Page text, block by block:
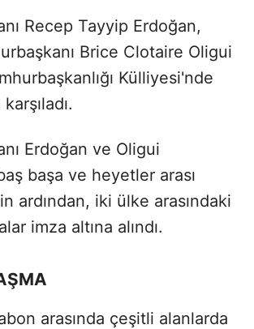
Recep Tayyip Erdoğan,
Brice Clotaire Oligui
Külliyesi'nde
Erdoğan ve Oligui
başa ve heyetler arası
ardından, iki ülke arasındaki
imza altına alındı.
arasında çeşitli alanlarda